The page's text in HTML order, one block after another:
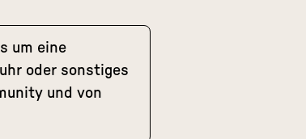
um eine
oder sonstiges
und von